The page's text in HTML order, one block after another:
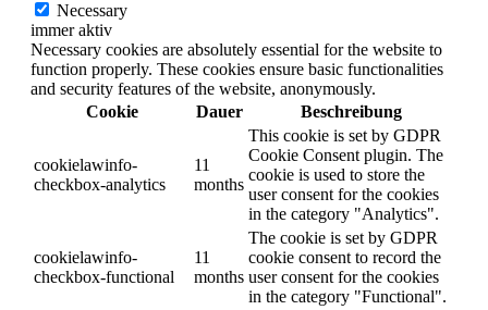
Necessary
immer aktiv
Necessary cookies are absolutely essential for the website to
function properly. These cookies ensure basic functionalities
and security features of the website, anonymously.
Cookie
Dauer Beschreibung
cookielawinfo-
checkbox-analytics
11
months
This cookie is set by GDPR
Cookie Consent plugin. The
cookie is used to store the
user consent for the cookies
in the category "Analytics".
cookielawinfo-
checkbox-functional
11
months
The cookie is set by GDPR
cookie consent to record the
user consent for the cookies
in the category "Functional".